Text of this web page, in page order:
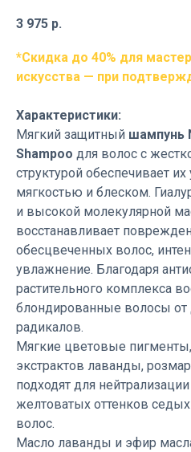
3 975 р.
*Скидка до 40% для
искусства — при
Характеристики:
Мягкий защитный шампунь
Shampoo для волос с
структурой обеспечивает
мягкостью и блеском.
и высокой молекулярной
восстанавливает
обесцвеченных волос,
увлажнение. Благодаря
растительного комплекса
блондированные волосы от
радикалов.
Мягкие цветовые
экстрактов лаванды,
подходят для
желтоватых оттенков
волос.
Масло лаванды и эфир